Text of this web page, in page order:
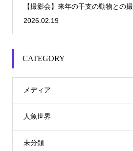
【撮影会】来年の干支の動物との
2026.02.19
CATEGORY
メディア
人魚世界
未分類